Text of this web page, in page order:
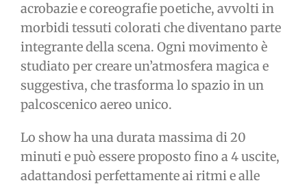
acrobazie e coreografie poetiche, avvolti in
morbidi tessuti colorati che diventano parte
integrante della scena. Ogni movimento è
studiato per creare un’atmosfera magica e
suggestiva, che trasforma lo spazio in un
palcoscenico aereo unico.
Lo show ha una durata massima di 20
minuti e può essere proposto fino a 4 uscite,
adattandosi perfettamente ai ritmi e alle